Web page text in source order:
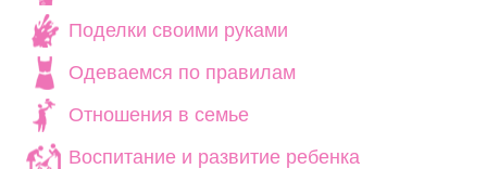
Поделки своими руками
Одеваемся по правилам
Отношения в семье
Воспитание и развитие ребенка